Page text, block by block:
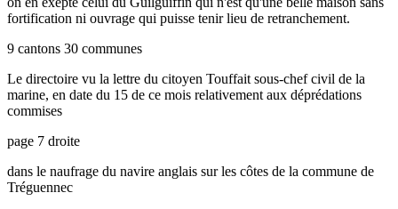
fortification ni ouvrage qui puisse tenir lieu de retranchement.
9 cantons 30 communes
Le directoire vu la lettre du citoyen Touffait sous-chef civil de la
marine, en date du 15 de ce mois relativement aux déprédations
commises
page 7 droite
dans le naufrage du navire anglais sur les côtes de la commune de
Tréguennec